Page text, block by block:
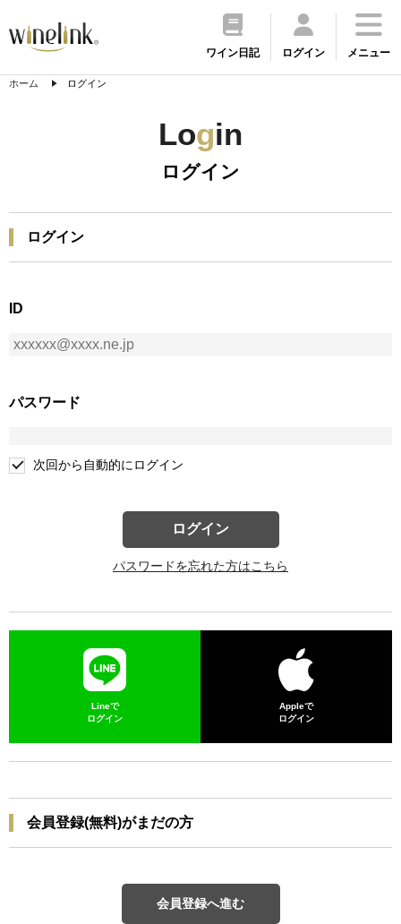
ワイン日記 ログイン メニュー
ホーム ログイン
Login
ログイン
ログイン
ID
パスワード
次回から自動的にログイン
ログイン
パスワードを忘れた方はこちら
Lineで
ログイン
Appleで
ログイン
会員登録(無料)がまだの方
会員登録へ進む